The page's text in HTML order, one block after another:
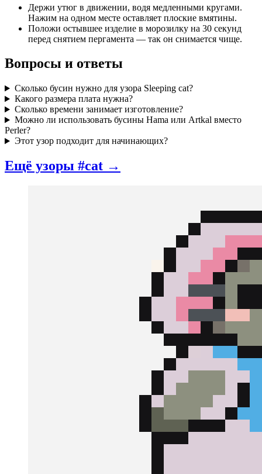
Держи утюг в движении, водя медленными кругами.
Нажим на одном месте оставляет плоские вмятины.
Положи остывшее изделие в морозилку на 30 секунд
перед снятием пергамента — так он снимается чище.
Вопросы и ответы
Сколько бусин нужно для узора Sleeping cat?
Какого размера плата нужна?
Сколько времени занимает изготовление?
Можно ли использовать бусины Hama или Artkal вместо
Perler?
Этот узор подходит для начинающих?
Ещё узоры #cat →